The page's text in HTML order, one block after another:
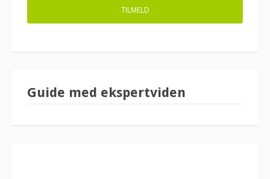
Guide med ekspertviden